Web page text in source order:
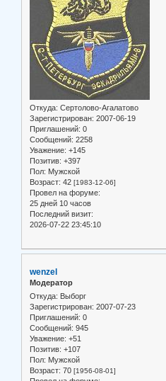
Откуда: Сертолово-Агалатово
Зарегистрирован: 2007-06-19
Приглашений: 0
Сообщений: 2258
Уважение: +145
Позитив: +397
Пол: Мужской
Возраст: 42 [1983-12-06]
Провел на форуме:
25 дней 10 часов
Последний визит:
2026-07-22 23:45:10
wenzel
Модератор
Откуда: Выборг
Зарегистрирован: 2007-07-23
Приглашений: 0
Сообщений: 945
Уважение: +51
Позитив: +107
Пол: Мужской
Возраст: 70 [1956-08-01]